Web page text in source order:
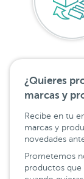
¿Quieres
marcas y
Recibe en tu
marcas y
novedades
Prometemos
productos que